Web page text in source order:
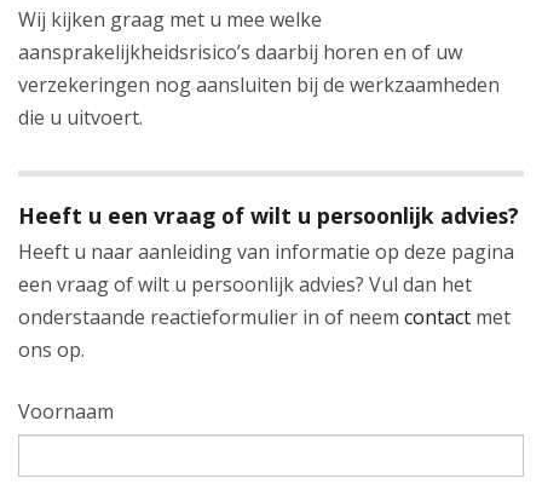
Wij kijken graag met u mee welke
aansprakelijkheidsrisico’s daarbij horen en of uw
verzekeringen nog aansluiten bij de werkzaamheden
die u uitvoert.
Heeft u een vraag of wilt u persoonlijk advies?
Heeft u naar aanleiding van informatie op deze pagina
een vraag of wilt u persoonlijk advies? Vul dan het
onderstaande reactieformulier in of neem contact met
ons op.
Voornaam